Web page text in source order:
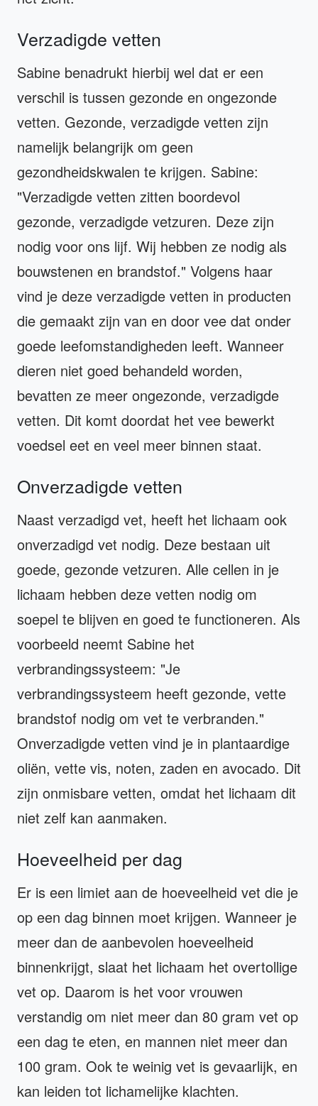
Verzadigde vetten
Sabine benadrukt hierbij wel dat er een
verschil is tussen gezonde en ongezonde
vetten. Gezonde, verzadigde vetten zijn
namelijk belangrijk om geen
gezondheidskwalen te krijgen. Sabine:
"Verzadigde vetten zitten boordevol
gezonde, verzadigde vetzuren. Deze zijn
nodig voor ons lijf. Wij hebben ze nodig als
bouwstenen en brandstof." Volgens haar
vind je deze verzadigde vetten in producten
die gemaakt zijn van en door vee dat onder
goede leefomstandigheden leeft. Wanneer
dieren niet goed behandeld worden,
bevatten ze meer ongezonde, verzadigde
vetten. Dit komt doordat het vee bewerkt
voedsel eet en veel meer binnen staat.
Onverzadigde vetten
Naast verzadigd vet, heeft het lichaam ook
onverzadigd vet nodig. Deze bestaan uit
goede, gezonde vetzuren. Alle cellen in je
lichaam hebben deze vetten nodig om
soepel te blijven en goed te functioneren. Als
voorbeeld neemt Sabine het
verbrandingssysteem: "Je
verbrandingssysteem heeft gezonde, vette
brandstof nodig om vet te verbranden."
Onverzadigde vetten vind je in plantaardige
oliën, vette vis, noten, zaden en avocado. Dit
zijn onmisbare vetten, omdat het lichaam dit
niet zelf kan aanmaken.
Hoeveelheid per dag
Er is een limiet aan de hoeveelheid vet die je
op een dag binnen moet krijgen. Wanneer je
meer dan de aanbevolen hoeveelheid
binnenkrijgt, slaat het lichaam het overtollige
vet op. Daarom is het voor vrouwen
verstandig om niet meer dan 80 gram vet op
een dag te eten, en mannen niet meer dan
100 gram. Ook te weinig vet is gevaarlijk, en
kan leiden tot lichamelijke klachten.